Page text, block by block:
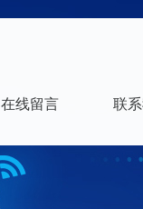
在线留言 联